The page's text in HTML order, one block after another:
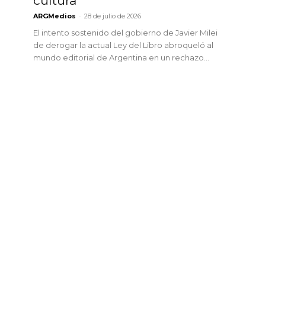
ARGMedios - 28 de julio de 2026
El intento sostenido del gobierno de Javier Milei
de derogar la actual Ley del Libro abroqueló al
mundo editorial de Argentina en un rechazo...